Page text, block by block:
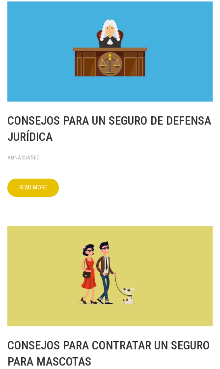
CONSEJOS PARA UN SEGURO DE DEFENSA
JURÍDICA
ANNA SUAÑEZ
READ MORE
CONSEJOS PARA CONTRATAR UN SEGURO
PARA MASCOTAS